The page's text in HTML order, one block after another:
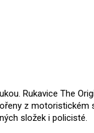
Rukavice The
z
složek i policisté.